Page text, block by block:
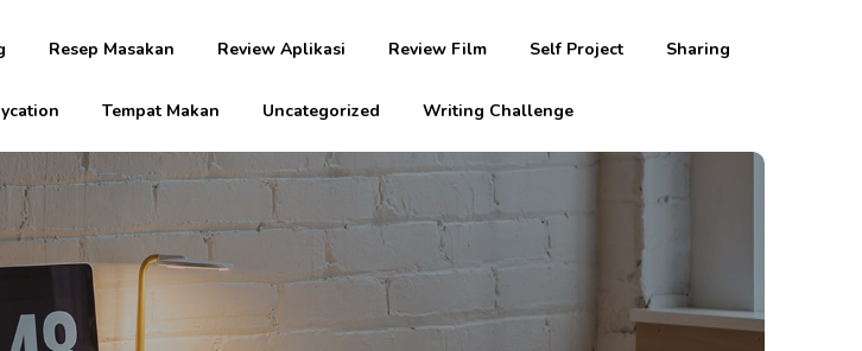
Resep Masakan Review Aplikasi Review Film Self Project Sharing
Tempat Makan Uncategorized Writing Challenge